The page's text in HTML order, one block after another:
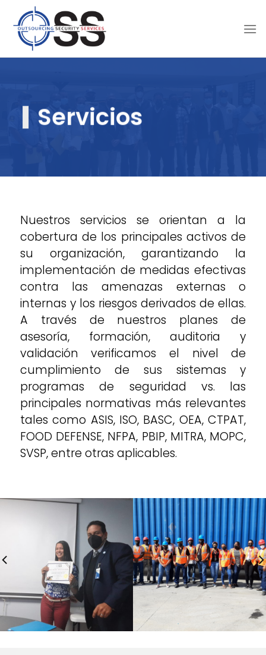
content
Servicios
Nuestros servicios se orientan a la
cobertura de los principales activos de
su organización, garantizando la
implementación de medidas efectivas
contra las amenazas externas o
internas y los riesgos derivados de ellas.
A través de nuestros planes de
asesoría, formación, auditoria y
validación verificamos el nivel de
cumplimiento de sus sistemas y
programas de seguridad vs. las
principales normativas más relevantes
tales como ASIS, ISO, BASC, OEA, CTPAT,
FOOD DEFENSE, NFPA, PBIP, MITRA, MOPC,
SVSP, entre otras aplicables.